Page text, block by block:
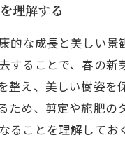
理解する
的な成長と美しい
することで、春の
整え、美しい樹姿
め、剪定や施肥
ることを理解して